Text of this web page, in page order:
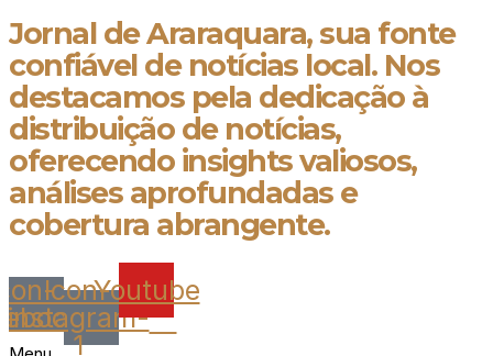
Jornal de Araraquara, sua fonte
confiável de notícias local. Nos
destacamos pela dedicação à
distribuição de notícias,
oferecendo insights valiosos,
análises aprofundadas e
cobertura abrangente.
Icon-
instagram-
1
Youtube